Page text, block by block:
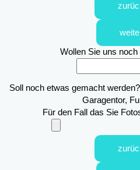
Wollen Sie uns
Soll noch etwas gemacht
Garagentor,
Für den Fall das Sie